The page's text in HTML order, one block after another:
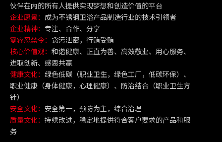
伙伴在内的所有人提供实现梦想和创造价值的平台
企业愿景： 成为不锈钢卫浴产品制造行业的技术引领者
企业精神： 专注、合作、分享
零容忍禁令： 贪污泄密，行贿受贿
核心价值观： 和谐健康、正直为善、高效敬业、用心服务、
进取创新、感恩共赢
健康文化： 绿色低碳（职业卫生，绿色工厂，低碳环保）、
职业健康（身体健康，心理健康）、防治结合（职业卫生方
针）
安全文化： 安全第一，预防为主，综合治理
质量文化： 持续改进，稳定地提供符合客户要求的产品和服
务